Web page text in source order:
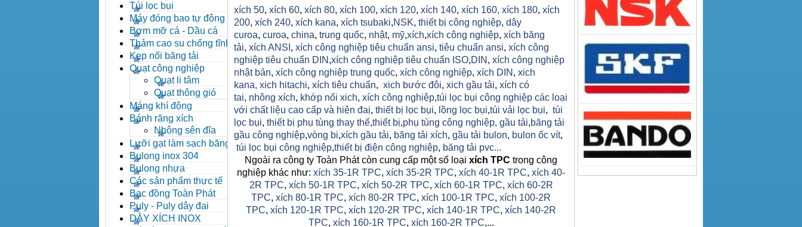
Túi lọc bụi
Máy đóng bao tự động
Bơm mỡ cá - Dầu cá
Thảm cao su chống tĩnh
điện
Kẹp nối băng tải
Quạt công nghiệp
Quạt li tâm
Quạt thông gió
Máng khí động
Bánh răng xích
Nhông sên đĩa
Lưỡi gạt làm sạch băng tải
Bulong inox 304
Bulong nhựa
Các sản phẩm thực tế
Bạc đồng Toàn Phát
Puly - Puly dây đai
DÂY XÍCH INOX
xích 50, xích 60, xích 80, xích 100, xích 120, xích 140, xích 160, xích 180, xích
200, xích 240, xích kana, xích tsubaki,NSK, thiết bị công nghiệp, dây
curoa, curoa, china, trung quốc, nhật, mỹ,xích,xích công nghiệp, xích băng
tải, xích ANSI , xích công nghiệp tiêu chuẩn ansi, tiêu chuẩn ansi, xích công
nghiệp tiêu chuẩn DIN ,xích công nghiệp tiêu chuẩn ISO,DIN , xích công nghiệp
nhật bản, xích công nghiệp trung quốc, xích công nghiệp, xích DIN , xich
kana, xich hitachi, xích tiêu chuẩn, xich bước đôi, xich gầu tải, xích có
tai, nhông xích, khớp nối xich, xích công nghiệp,túi lọc bụi công nghiệp các loại
với chất liệu cao cấp và hiện đaị, thiết bị lọc bụi, lồng lọc bụi,túi vải lọc bụi, túi
lọc bụi, thiết bị phụ tùng thay thế,thiết bị,phụ tùng công nghiệp, gầu tải,băng tải
gầu công nghiệp,vòng bi,xích gầu tải, băng tải xích, gầu tải bulon, bulon ốc vít,
túi lọc bụi công nghiệp,thiết bị điện công nghiệp, băng tải pvc...
Ngoài ra công ty Toàn Phát còn cung cấp một số loại xích TPC trong công
nghiệp khác như: xích 35-1R TPC, xích 35-2R TPC, xích 40-1R TPC, xích 40-
2R TPC, xích 50-1R TPC, xích 50-2R TPC, xích 60-1R TPC, xích 60-2R
TPC, xích 80-1R TPC, xích 80-2R TPC, xích 100-1R TPC, xích 100-2R
TPC, xích 120-1R TPC, xích 120-2R TPC, xích 140-1R TPC, xích 140-2R
TPC, xích 160-1R TPC, xích 160-2R TPC,...